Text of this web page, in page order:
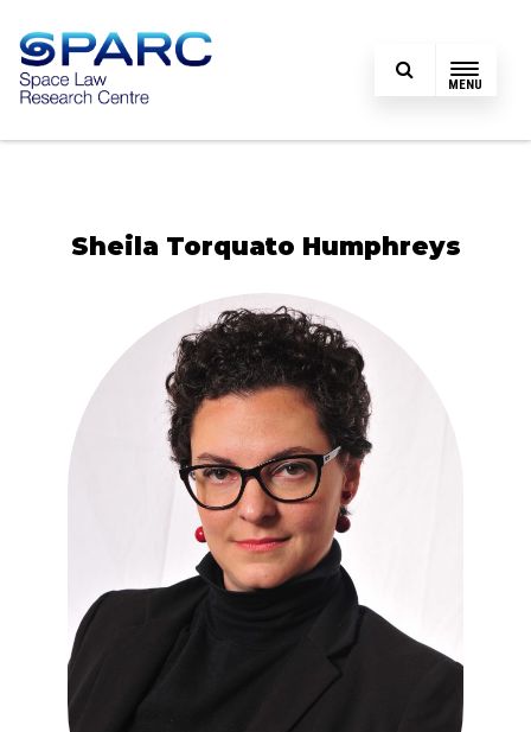
MENU
Sheila Torquato Humphreys